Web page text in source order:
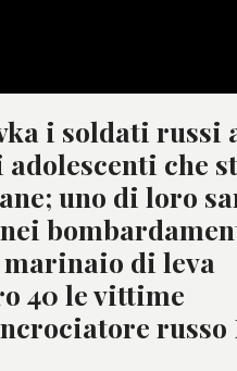
i soldati russi
che
uno di loro
marinaio di leva
40 le vittime
russo